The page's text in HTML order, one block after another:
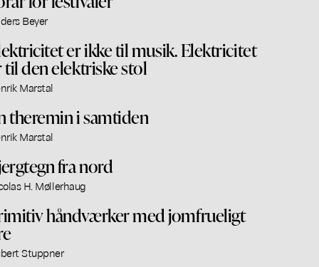
Beyer
er ikke til musik. Elektricitet
til den elektriske stol
Marstal
theremin i samtiden
Marstal
fra nord
H. Møllerhaug
håndværker med jomfrueligt
Stuppner